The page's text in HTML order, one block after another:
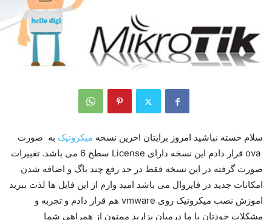
سلام خسته نباشید امروز برایتان اخرین نسخه میکروتیک به صورت
ova قرار دادم این نسخه دارای License سطح 6 می باشد. تغییرات
صورت گرفته در این نسخه فقط در حد رفع چند باگ و اضافه شدن
امکانات جدید در فایروال می باشد امید وارم از این فایل ها لذت ببرید
اموزش نصب میکروتیک روی vmware هم قرار دادم و تجربه و
مشکلات خودتان با ما درمیان بزارید ممنون از همراهی شما